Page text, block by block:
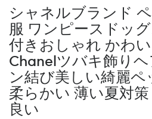
シャネルブランド
服 ワンピースドッ
付きおしゃれ かわ
Chanelツバキ飾り
ン結び美しい綺麗
柔らかい 薄い夏対
良い